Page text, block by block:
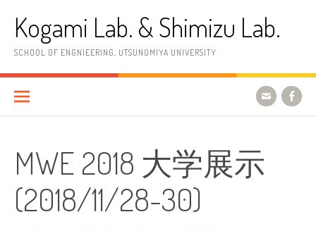
へ
ッ
Kogami Lab. & Shimizu Lab.
SCHOOL OF ENGNIEERING, UTSUNOMIYA UNIVERSITY
MWE 2018 大学展示
(2018/11/28-30)